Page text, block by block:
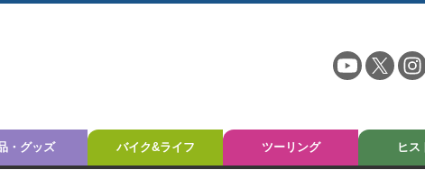
・グッズ バイク&ライフ ツーリング ヒス